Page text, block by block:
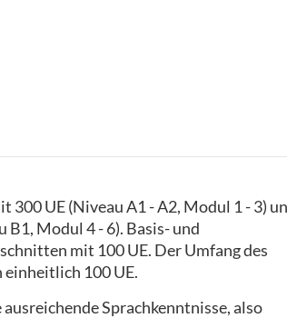
300 UE (Niveau A1 - A2, Modul 1 - 3)
Modul 4 - 6). Basis- und
mit 100 UE. Der Umfang des
100 UE.
Sprachkenntnisse, also